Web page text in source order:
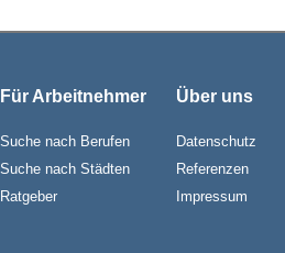
Für Arbeitnehmer
Suche nach Berufen
Suche nach Städten
Ratgeber
Über uns
Datenschutz
Referenzen
Impressum